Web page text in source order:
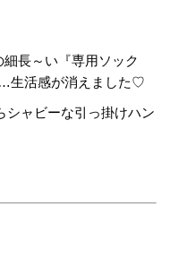
長～い『専用ソック
生活感が消えました♡
シャビーな引っ掛けハン